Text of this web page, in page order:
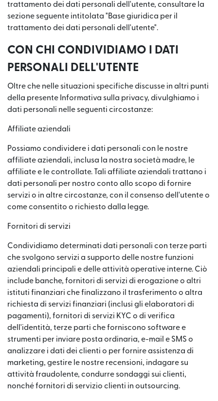
trattamento dei dati personali dell'utente, consultare la
sezione seguente intitolata "Base giuridica per il
trattamento dei dati personali dell'utente".
CON CHI CONDIVIDIAMO I DATI
PERSONALI DELL'UTENTE
Oltre che nelle situazioni specifiche discusse in altri punti
della presente Informativa sulla privacy, divulghiamo i
dati personali nelle seguenti circostanze:
Affiliate aziendali
Possiamo condividere i dati personali con le nostre
affiliate aziendali, inclusa la nostra società madre, le
affiliate e le controllate. Tali affiliate aziendali trattano i
dati personali per nostro conto allo scopo di fornire
servizi o in altre circostanze, con il consenso dell'utente o
come consentito o richiesto dalla legge.
Fornitori di servizi
Condividiamo determinati dati personali con terze parti
che svolgono servizi a supporto delle nostre funzioni
aziendali principali e delle attività operative interne. Ciò
include banche, fornitori di servizi di erogazione o altri
istituti finanziari che finalizzano il trasferimento o altra
richiesta di servizi finanziari (inclusi gli elaboratori di
pagamenti), fornitori di servizi KYC o di verifica
dell'identità, terze parti che forniscono software e
strumenti per inviare posta ordinaria, e-mail e SMS o
analizzare i dati dei clienti o per fornire assistenza di
marketing, gestire le nostre recensioni, indagare su
attività fraudolente, condurre sondaggi sui clienti,
nonché fornitori di servizio clienti in outsourcing.